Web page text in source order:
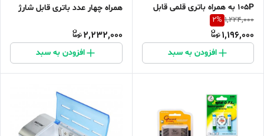
105P به همراه باتری قلمی قابل
شارژ بسته 2 عددی کپی
1,224,000
2%
1,196,000
افزودن به سبد
همراه چهار عدد باتری قابل شارژ
2,232,000
افزودن به سبد